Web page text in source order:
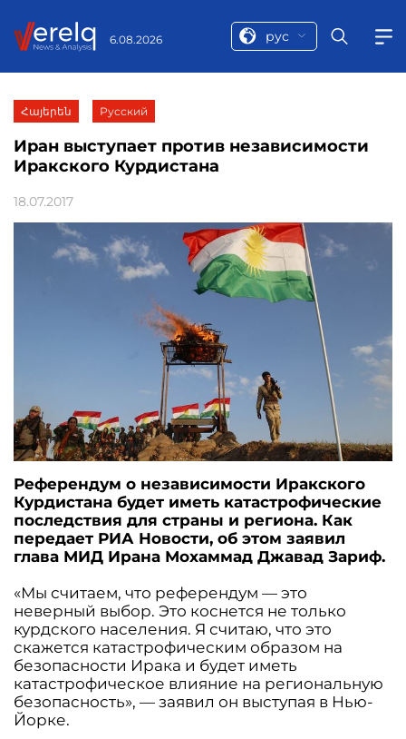
6.08.2026 рус
Հայերեն Русский
Иран выступает против независимости
Иракского Курдистана
18.07.2017
Референдум о независимости Иракского
Курдистана будет иметь катастрофические
последствия для страны и региона. Как
передает РИА Новости, об этом заявил
глава МИД Ирана Мохаммад Джавад Зариф.
«Мы считаем, что референдум — это
неверный выбор. Это коснется не только
курдского населения. Я считаю, что это
скажется катастрофическим образом на
безопасности Ирака и будет иметь
катастрофическое влияние на региональную
безопасность», — заявил он выступая в Нью-
Йорке.